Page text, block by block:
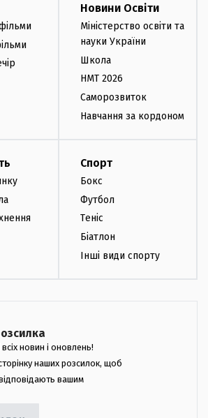
Новини Освіти
Міністерство освіти та
науки України
Школа
НМТ 2026
Саморозвиток
Навчання за кордоном
Спорт
Бокс
Футбол
Теніс
Біатлон
Інші види спорту
новин і оновлень!
наших розсилок, щоб
вашим